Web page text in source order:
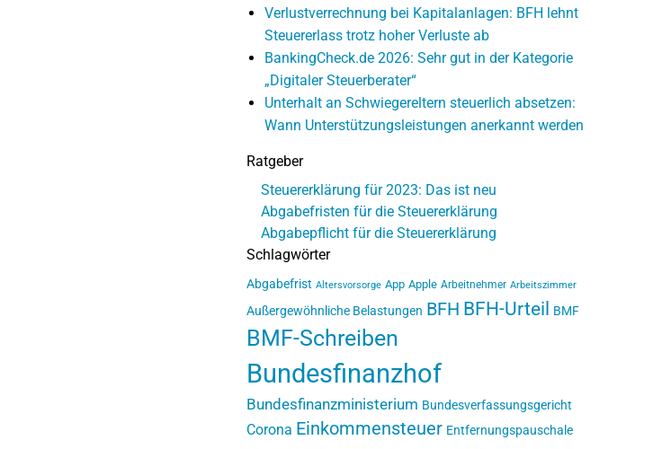
Verlustverrechnung bei Kapitalanlagen: BFH lehnt
Steuererlass trotz hoher Verluste ab
BankingCheck.de 2026: Sehr gut in der Kategorie
„Digitaler Steuerberater“
Unterhalt an Schwiegereltern steuerlich absetzen:
Wann Unterstützungsleistungen anerkannt werden
Ratgeber
Steuererklärung für 2023: Das ist neu
Abgabefristen für die Steuererklärung
Abgabepflicht für die Steuererklärung
Schlagwörter
Abgabefrist Altersvorsorge App Apple Arbeitnehmer Arbeitszimmer
Außergewöhnliche Belastungen BFH BFH-Urteil BMF
BMF-Schreiben
Bundesfinanzhof
Bundesfinanzministerium Bundesverfassungsgericht
Corona Einkommensteuer Entfernungspauschale